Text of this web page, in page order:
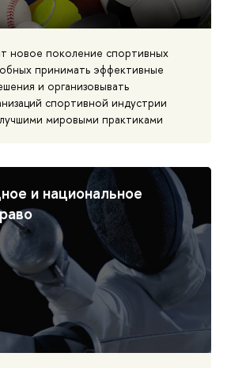
новое поколение спортивных
принимать эффективные
и организовывать
спортивной индустрии
мировыми практиками
и национальное